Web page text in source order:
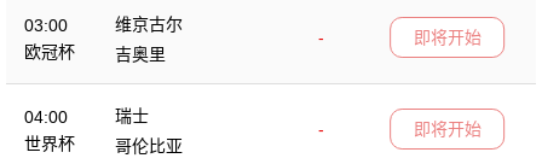
03:00
欧冠杯
维京古尔
-
吉奥里
即将开始
04:00
世界杯
瑞士
-
哥伦比亚
即将开始